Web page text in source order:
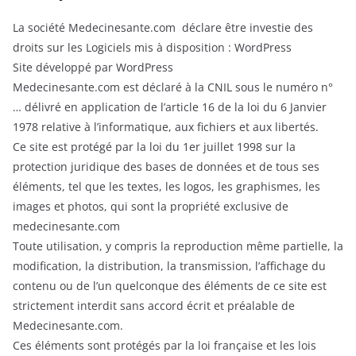
La société Medecinesante.com déclare être investie des
droits sur les Logiciels mis à disposition : WordPress
Site développé par WordPress
Medecinesante.com est déclaré à la CNIL sous le numéro n°
… délivré en application de l’article 16 de la loi du 6 Janvier
1978 relative à l’informatique, aux fichiers et aux libertés.
Ce site est protégé par la loi du 1er juillet 1998 sur la
protection juridique des bases de données et de tous ses
éléments, tel que les textes, les logos, les graphismes, les
images et photos, qui sont la propriété exclusive de
medecinesante.com
Toute utilisation, y compris la reproduction même partielle, la
modification, la distribution, la transmission, l’affichage du
contenu ou de l’un quelconque des éléments de ce site est
strictement interdit sans accord écrit et préalable de
Medecinesante.com.
Ces éléments sont protégés par la loi française et les lois